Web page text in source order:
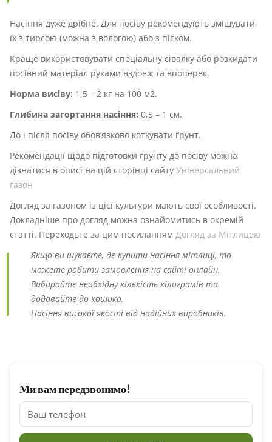
Насіння дуже дрібне. Для посіву рекомендують змішувати
їх з тирсою (можна з вологою) або з піском.
Краще використовувати спеціальну сівалку або розкидати
посівний матеріал руками вздовж та впоперек.
Норма висіву: 1,5 – 2 кг на 100 м2.
Глибина загортання насіння: 0,5 – 1 см.
До і після посіву обов’язково коткувати ґрунт.
Рекомендації щодо підготовки ґрунту до посіву можна
дізнатися в описі на цій сторінці сайту Універсальний
газон
Догляд за газоном із цієї культури мають свої особливості.
Докладніше про догляд можна ознайомитись в окремій
статті. Переходьте за цим посиланням Догляд за Мітлицею
Якщо ви шукаєте, де купити насіння мітлиці, то
можете робити замовлення на сайті онлайн.
Вибирайте необхідну кількість кілограмів та
додавайте до кошика.
Насіння високої якості від надійних виробників.
Ми вам передзвонимо!